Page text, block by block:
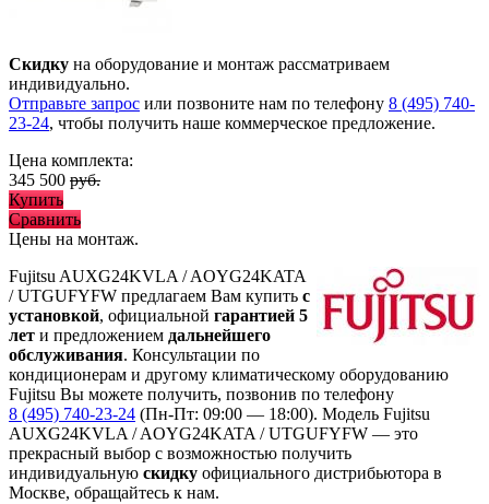
Скидку на оборудование и монтаж рассматриваем
индивидуально.
Отправьте запрос или позвоните нам по телефону 8 (495) 740-
23-24, чтобы получить наше коммерческое предложение.
Цена комплекта:
345 500 руб.
Купить
Сравнить
Цены на монтаж.
Fujitsu AUXG24KVLA / AOYG24KATA
/ UTGUFYFW предлагаем Вам купить с
установкой, официальной гарантией 5
лет и предложением дальнейшего
обслуживания. Консультации по
кондиционерам и другому климатическому оборудованию
Fujitsu Вы можете получить, позвонив по телефону
8 (495) 740-23-24 (Пн-Пт: 09:00 — 18:00). Модель Fujitsu
AUXG24KVLA / AOYG24KATA / UTGUFYFW — это
прекрасный выбор с возможностью получить
индивидуальную скидку официального дистрибьютора в
Москве, обращайтесь к нам.